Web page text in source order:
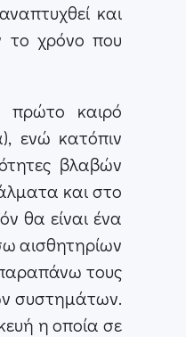
και
το χρόνο που
πρώτο καιρό
ενώ κατόπιν
βλαβών
και στο
θα είναι ένα
αισθητηρίων
παραπάνω τους
συστημάτων.
η οποία σε